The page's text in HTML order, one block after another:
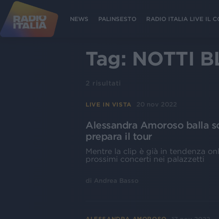
NEWS PALINSESTO RADIO ITALIA LIVE IL
Tag: NOTTI
2 risultati
LIVE IN VISTA 20 nov 2022
Alessandra Amoroso balla
prepara il tour
Mentre la clip è già in tendenza
prossimi concerti nei palazzetti
di Andrea Basso